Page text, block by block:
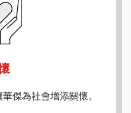
傑為社會增添關懷。